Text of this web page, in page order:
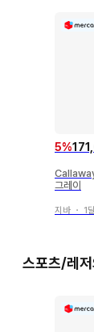
5%
그레이
지바 ・ 1
스포츠/레